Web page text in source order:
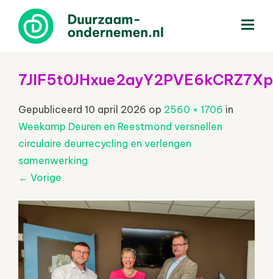
Gepubliceerd 10 april 2026 op 2560 × 1706 in
Weekamp Deuren en Reestmond versnellen
circulaire deurrecycling en verlengen
samenwerking
← Vorige